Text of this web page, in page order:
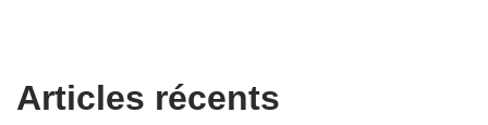
Articles récents